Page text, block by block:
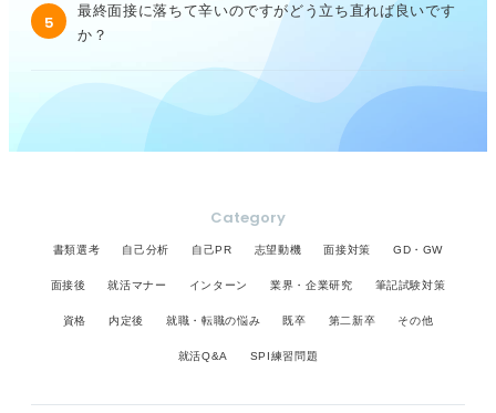
5
最終面接に落ちて辛いのですがどう立ち直れば良いです
か？
Category
書類選考 自己分析 自己PR 志望動機 面接対策 GD・GW
面接後 就活マナー インターン 業界・企業研究 筆記試験対策
資格 内定後 就職・転職の悩み 既卒 第二新卒 その他
就活Q&A SPI練習問題